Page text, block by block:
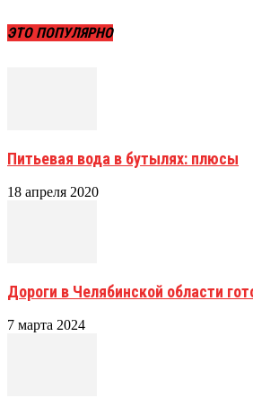
ЭТО ПОПУЛЯРНО
Питьевая вода в бутылях: плюсы
18 апреля 2020
Дороги в Челябинской области
7 марта 2024